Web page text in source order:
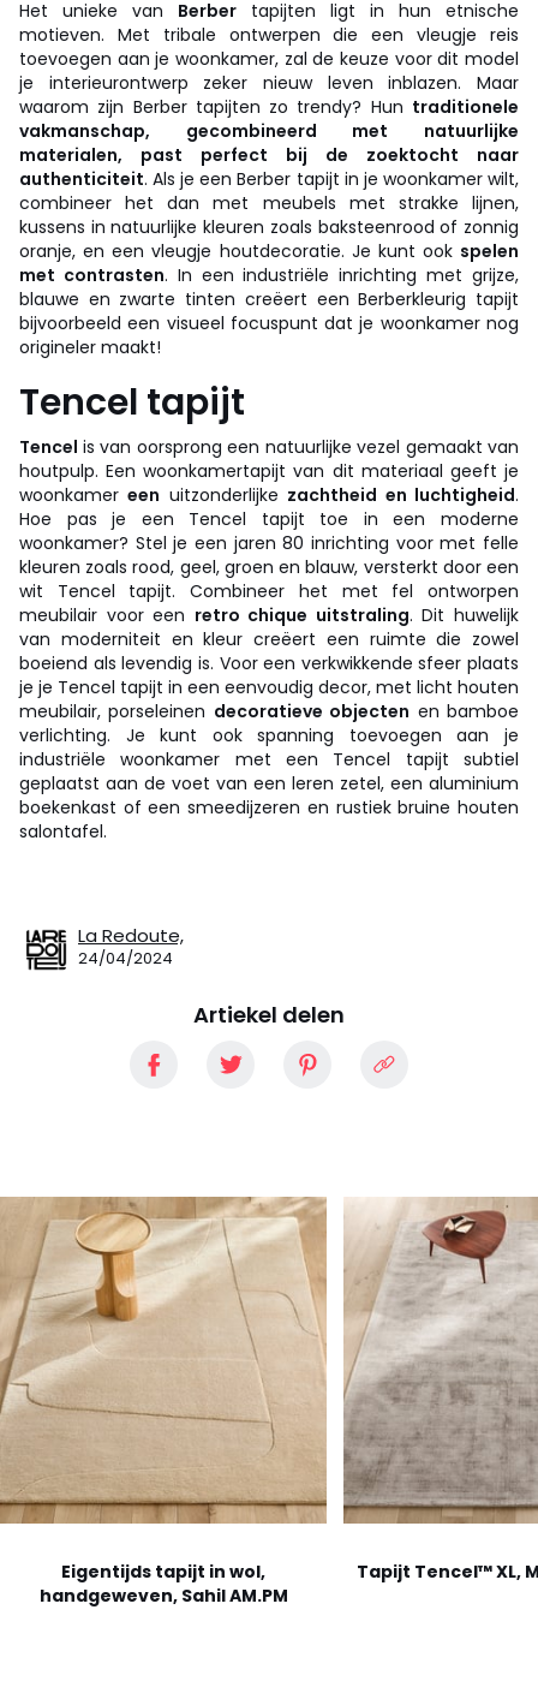
Het unieke van Berber tapijten ligt in hun etnische
motieven. Met tribale ontwerpen die een vleugje reis
toevoegen aan je woonkamer, zal de keuze voor dit model
je interieurontwerp zeker nieuw leven inblazen. Maar
waarom zijn Berber tapijten zo trendy? Hun traditionele
vakmanschap, gecombineerd met natuurlijke
materialen, past perfect bij de zoektocht naar
authenticiteit. Als je een Berber tapijt in je woonkamer wilt,
combineer het dan met meubels met strakke lijnen,
kussens in natuurlijke kleuren zoals baksteenrood of zonnig
oranje, en een vleugje houtdecoratie. Je kunt ook spelen
met contrasten. In een industriële inrichting met grijze,
blauwe en zwarte tinten creëert een Berberkleurig tapijt
bijvoorbeeld een visueel focuspunt dat je woonkamer nog
origineler maakt!
Tencel tapijt
Tencel is van oorsprong een natuurlijke vezel gemaakt van
houtpulp. Een woonkamertapijt van dit materiaal geeft je
woonkamereen uitzonderlijke zachtheid en luchtigheid.
Hoe pas je een Tencel tapijt toe in een moderne
woonkamer? Stel je een jaren 80 inrichting voor met felle
kleuren zoals rood, geel, groen en blauw, versterkt door een
wit Tencel tapijt. Combineer het met fel ontworpen
meubilair voor een retro chique uitstraling. Dit huwelijk
van moderniteit en kleur creëert een ruimte die zowel
boeiend als levendig is. Voor een verkwikkende sfeer plaats
je je Tencel tapijt in een eenvoudig decor, met licht houten
meubilair, porseleinen decoratieve objecten en bamboe
verlichting. Je kunt ook spanning toevoegen aan je
industriële woonkamer met een Tencel tapijt subtiel
geplaatst aan de voet van een leren zetel, een aluminium
boekenkast of een smeedijzeren en rustiek bruine houten
salontafel.
La Redoute,
24/04/2024
Artiekel delen
Eigentijds tapijt in wol,
handgeweven, Sahil AM.PM
Tapijt Tencel™ XL,